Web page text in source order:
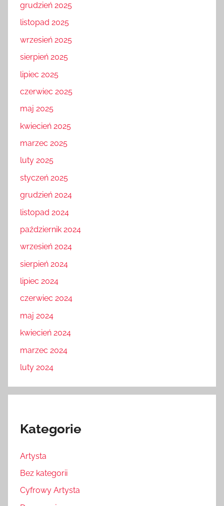
grudzień 2025
listopad 2025
wrzesień 2025
sierpień 2025
lipiec 2025
czerwiec 2025
maj 2025
kwiecień 2025
marzec 2025
luty 2025
styczeń 2025
grudzień 2024
listopad 2024
październik 2024
wrzesień 2024
sierpień 2024
lipiec 2024
czerwiec 2024
maj 2024
kwiecień 2024
marzec 2024
luty 2024
Kategorie
Artysta
Bez kategorii
Cyfrowy Artysta